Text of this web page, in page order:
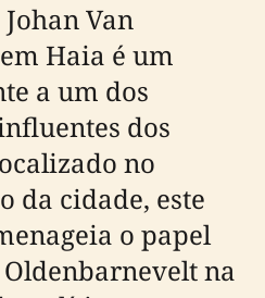
Van
Haia é um
a um dos
dos
no
da cidade, este
o papel
na